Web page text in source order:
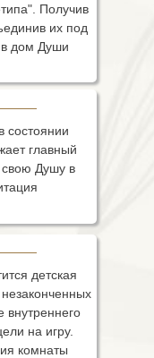
состоянии
главный
свою Душу в
детская
на игру.
комнаты
Получив
их под
дом Души